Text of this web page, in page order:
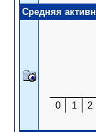
Средняя
0 1 2